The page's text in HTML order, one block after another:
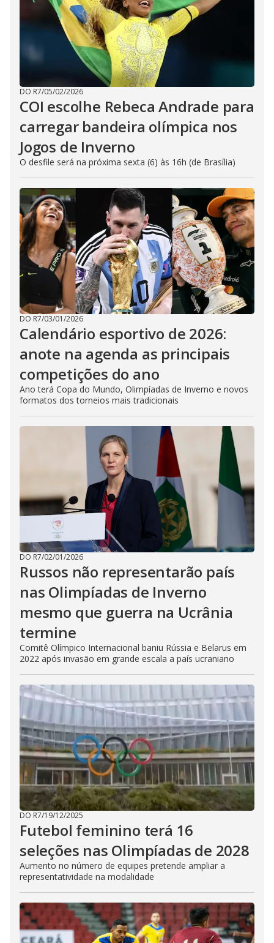
DO R7/05/02/2026
COI escolhe Rebeca Andrade para
carregar bandeira olímpica nos
Jogos de Inverno
O desfile será na próxima sexta (6) às 16h (de Brasília)
DO R7/03/01/2026
Calendário esportivo de 2026:
anote na agenda as principais
competições do ano
Ano terá Copa do Mundo, Olimpíadas de Inverno e novos
formatos dos torneios mais tradicionais
DO R7/02/01/2026
Russos não representarão país
nas Olimpíadas de Inverno
mesmo que guerra na Ucrânia
termine
Comitê Olímpico Internacional baniu Rússia e Belarus em
2022 após invasão em grande escala a país ucraniano
DO R7/19/12/2025
Futebol feminino terá 16
seleções nas Olimpíadas de 2028
Aumento no número de equipes pretende ampliar a
representatividade na modalidade